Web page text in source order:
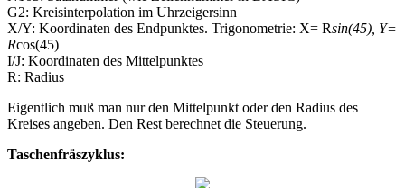
G2: Kreisinterpolation im Uhrzeigersinn
X/Y: Koordinaten des Endpunktes. Trigonometrie: X= Rsin(45), Y=
Rcos(45)
I/J: Koordinaten des Mittelpunktes
R: Radius
Eigentlich muß man nur den Mittelpunkt oder den Radius des
Kreises angeben. Den Rest berechnet die Steuerung.
Taschenfräszyklus: